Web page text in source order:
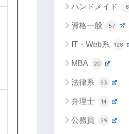
ハンドメイド 8
資格一般 57
IT・Web系 128
MBA 20
法律系 53
弁理士 14
公務員 29